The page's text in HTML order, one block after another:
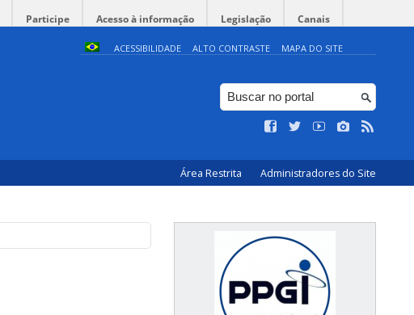
Participe Acesso à informação Legislação Canais
ACESSIBILIDADE ALTO CONTRASTE MAPA DO SITE
Área Restrita Administradores do Site